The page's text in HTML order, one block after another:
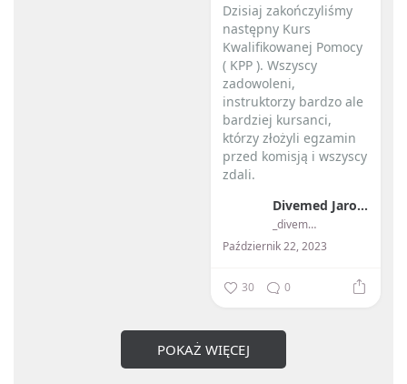
Dzisiaj zakończyliśmy
następny Kurs
Kwalifikowanej Pomocy
( KPP ). Wszyscy
zadowoleni,
instruktorzy bardzo ale
bardziej kursanci,
którzy złożyli egzamin
przed komisją i wszyscy
zdali.
Divemed Jarosław Przybylski
_divemed_
Październik 22, 2023
30 0
POKAŻ WIĘCEJ